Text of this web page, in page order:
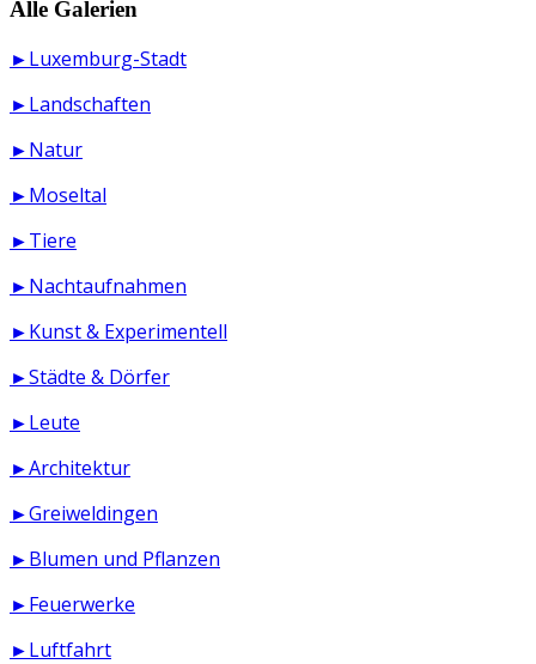
Alle Galerien
►Luxemburg-Stadt
►Landschaften
►Natur
►Moseltal
►Tiere
►Nachtaufnahmen
►Kunst & Experimentell
►Städte & Dörfer
►Leute
►Architektur
►Greiweldingen
►Blumen und Pflanzen
►Feuerwerke
►Luftfahrt